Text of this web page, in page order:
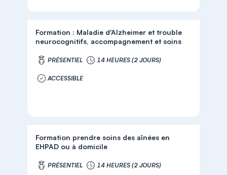
Formation : Maladie d'Alzheimer et trouble
neurocognitifs, accompagnement et soins
PRÉSENTIEL 14 HEURES (2 JOURS)
ACCESSIBLE
Formation prendre soins des aînées en
EHPAD ou à domicile
PRÉSENTIEL 14 HEURES (2 JOURS)